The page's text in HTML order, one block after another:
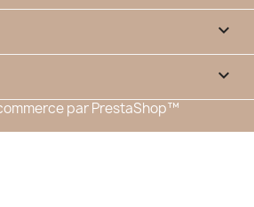

keyboard_arrow_down
par PrestaShop™